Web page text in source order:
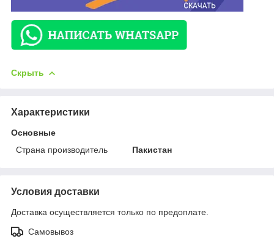
Скрыть
Характеристики
Основные
Страна производитель
Пакистан
Условия доставки
Доставка осуществляется только по предоплате.
Самовывоз